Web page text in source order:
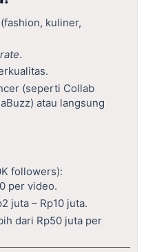
kuliner,
.
(seperti Collab
atau langsung
followers):
per video.
juta – Rp10 juta.
dari Rp50 juta per